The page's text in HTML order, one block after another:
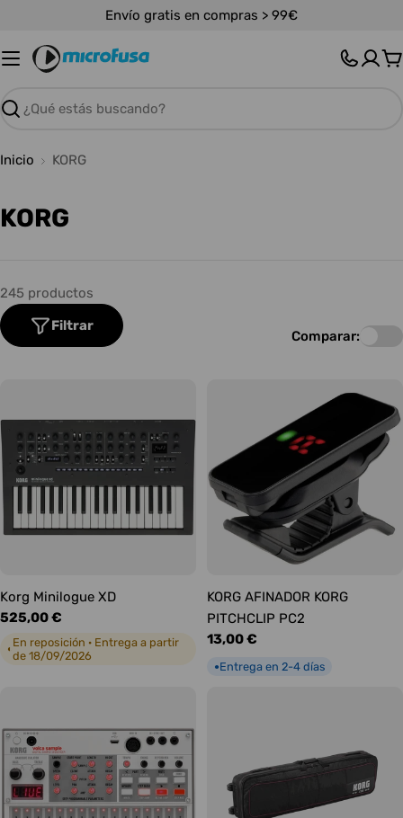
contenido
Envío gratis en compras > 99€
Buscar
Inicio KORG
C
e
c
o
n
e
s
:
KORG
245 productos
Filtrar
Comparar:
Korg Minilogue XD
Precio
habitual
525,00 €
◐ En reposición · Entrega a partir
de 18/09/2026
KORG AFINADOR KORG
PITCHCLIP PC2
Precio
habitual
13,00 €
●Entrega en 2-4 días